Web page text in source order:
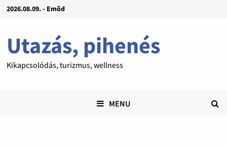
2026.08.09. - Emõd
Utazás, pihenés
Kikapcsolódás, turizmus, wellness
MENU